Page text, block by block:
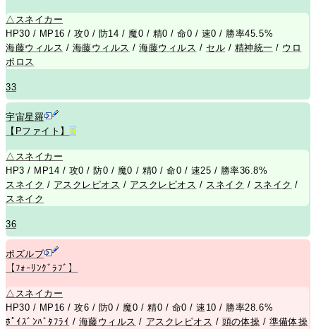
△ スネイカー
HP30 / MP16 / 攻0 / 防14 / 魔0 / 精0 / 命0 / 速0 / 勝率45.5%
海藤ウィルス / 海藤ウィルス /海藤ウィルス / セル / 精神統一 / ウロ
ボロス
33
宇宙星羅
【Pファイト】
R
△ スネイカー
HP3 / MP14 / 攻0 / 防0 / 魔0 / 精0 / 命0 / 速25 / 勝率36.8%
スネイク / アスクレピオス / アスクレピオス / スネイク / スネイク /
スネイク
36
ポズルブ
【ﾌｫｰﾘﾝｸﾞﾗﾌﾞ】
△ スネイカー
HP30 / MP16 / 攻6 / 防0 / 魔0 / 精0 / 命0 / 速10 / 勝率28.6%
ﾎﾟｲｽﾞﾝﾊﾞﾀﾌﾗｲ / 海藤ウィルス / アスクレピオス / 頭の体操 /準備体操